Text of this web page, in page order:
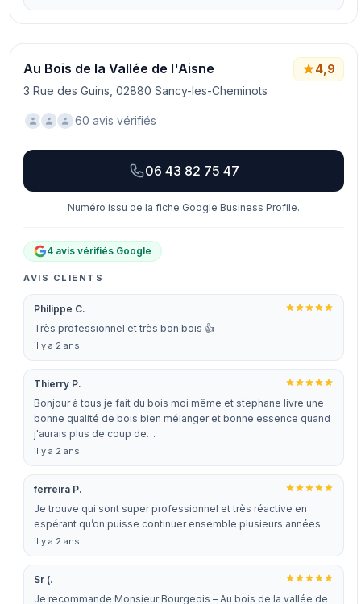
Au Bois de la Vallée de l'Aisne
3 Rue des Guins, 02880 Sancy-les-Cheminots
4,9
60 avis vérifiés
06 43 82 75 47
Numéro issu de la fiche Google Business Profile.
4 avis vérifiés Google
AVIS CLIENTS
Philippe C.
Très professionnel et très bon bois 👍
il y a 2 ans
Thierry P.
Bonjour à tous je fait du bois moi même et stephane livre une
bonne qualité de bois bien mélanger et bonne essence quand
j'aurais plus de coup de…
il y a 2 ans
ferreira P.
Je trouve qui sont super professionnel et très réactive en
espérant qu’on puisse continuer ensemble plusieurs années
il y a 2 ans
Sr (.
Je recommande Monsieur Bourgeois – Au bois de la vallée de